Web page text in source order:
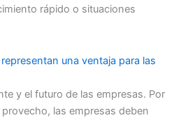
rápido o situaciones
una ventaja para las
y el futuro de las empresas. Por
las empresas deben